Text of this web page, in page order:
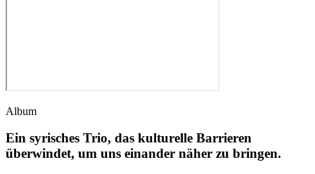
Album
Ein syrisches Trio, das kulturelle Barrieren
überwindet, um uns einander näher zu bringen.